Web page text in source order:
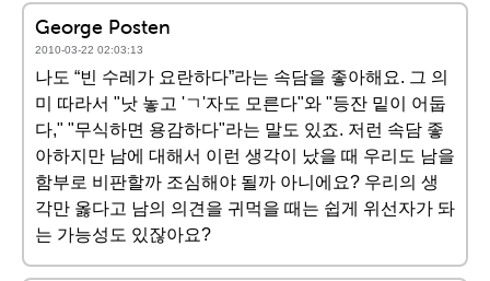
George Posten
2010-03-22 02:03:13
나도 “빈 수레가 요란하다”라는 속담을 좋아해요. 그 의
미 따라서 "낫 놓고 'ㄱ'자도 모른다"와 "등잔 밑이 어둡
다," "무식하면 용감하다"라는 말도 있죠. 저런 속담 좋
아하지만 남에 대해서 이런 생각이 났을 때 우리도 남을
함부로 비판할까 조심해야 될까 아니에요? 우리의 생
각만 옳다고 남의 의견을 귀먹을 때는 쉽게 위선자가 돠
는 가능성도 있잖아요?